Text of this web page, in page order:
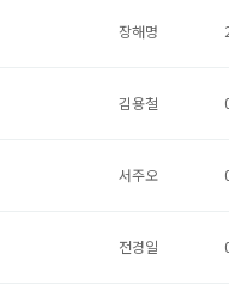
장해명
김용철
서주오
전경일